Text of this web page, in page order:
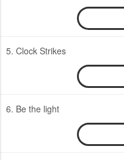
5. Clock Strikes
6. Be the light